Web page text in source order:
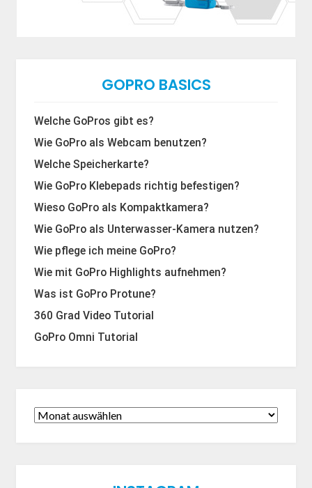
GOPRO BASICS
Welche GoPros gibt es?
Wie GoPro als Webcam benutzen?
Welche Speicherkarte?
Wie GoPro Klebepads richtig befestigen?
Wieso GoPro als Kompaktkamera?
Wie GoPro als Unterwasser-Kamera nutzen?
Wie pflege ich meine GoPro?
Wie mit GoPro Highlights aufnehmen?
Was ist GoPro Protune?
360 Grad Video Tutorial
GoPro Omni Tutorial